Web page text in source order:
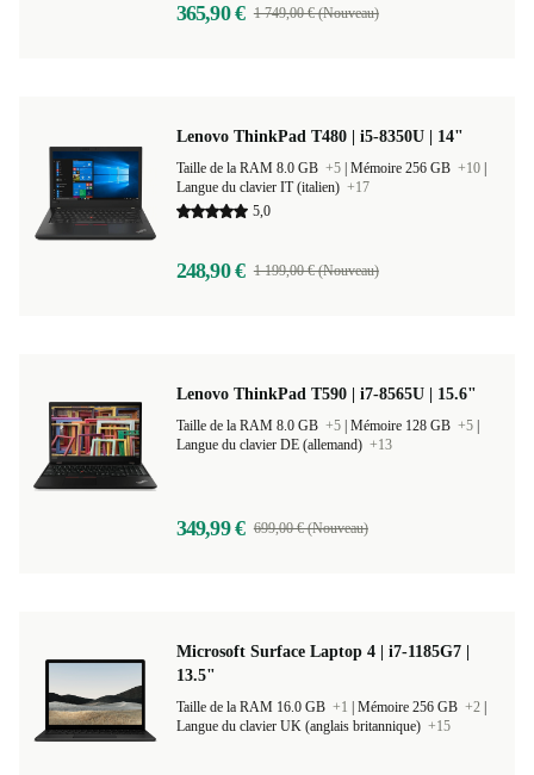
365,90 € 1 749,00 € (Nouveau)
Lenovo ThinkPad T480 | i5-8350U | 14"
Taille de la RAM 8.0 GB +5 Mémoire 256 GB +10
Langue du clavier IT (italien) +17
5,0
248,90 € 1 199,00 € (Nouveau)
Lenovo ThinkPad T590 | i7-8565U | 15.6"
Taille de la RAM 8.0 GB +5 Mémoire 128 GB +5
Langue du clavier DE (allemand) +13
349,99 € 699,00 € (Nouveau)
Microsoft Surface Laptop 4 | i7-1185G7 |
13.5"
Taille de la RAM 16.0 GB +1 Mémoire 256 GB +2
Langue du clavier UK (anglais britannique) +15